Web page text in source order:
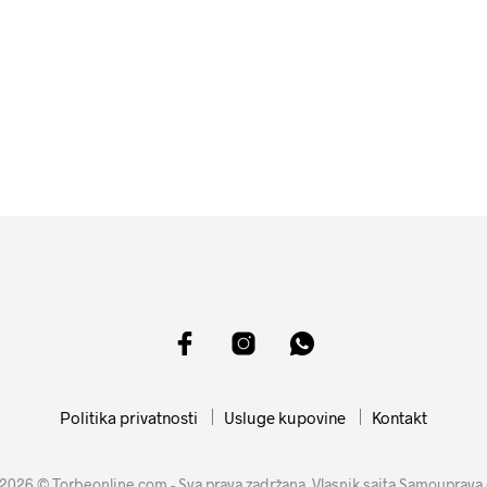
Politika privatnosti Usluge kupovine Kontakt